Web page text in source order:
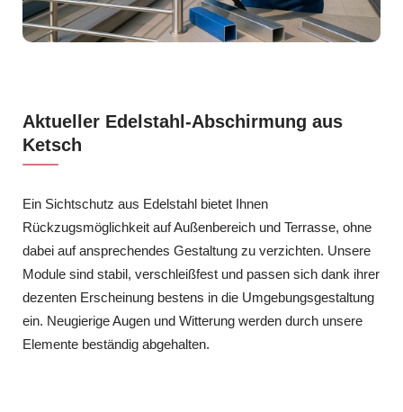
Aktueller Edelstahl-Abschirmung aus
Ketsch
Ein Sichtschutz aus Edelstahl bietet Ihnen
Rückzugsmöglichkeit auf Außenbereich und Terrasse, ohne
dabei auf ansprechendes Gestaltung zu verzichten. Unsere
Module sind stabil, verschleißfest und passen sich dank ihrer
dezenten Erscheinung bestens in die Umgebungsgestaltung
ein. Neugierige Augen und Witterung werden durch unsere
Elemente beständig abgehalten.